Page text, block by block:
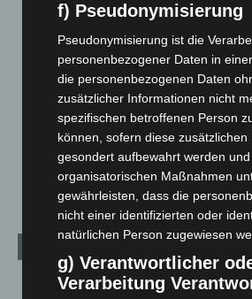
Hannover und Region
Langenhagen und Ortsteile
Leserbriefe
Menschen
Über uns
Veranstaltungen
August 2026(12)
f) Pseudonymisierung
Pseudonymisierung ist die
personenbezogener Daten in
die personenbezogenen Daten
zusätzlicher Informationen nicht
spezifischen betroffenen Person
können, sofern diese zusätzlichen
gesondert aufbewahrt werden
organisatorischen Maßnahmen
gewährleisten, dass die
nicht einer identifizierten oder
natürlichen Person zugewiesen
g) Verantwortlicher
Verarbeitung